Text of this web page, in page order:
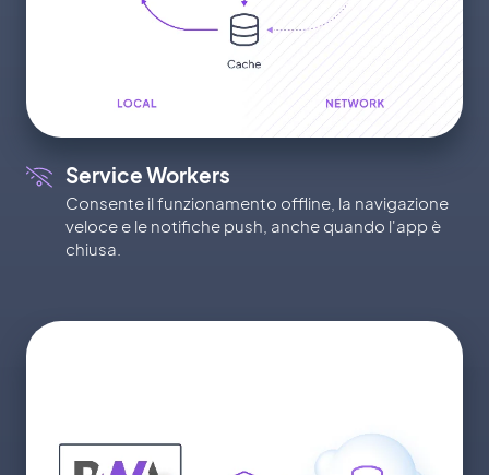
Service Workers
Consente il funzionamento offline, la navigazione
veloce e le notifiche push, anche quando l'app è
chiusa.